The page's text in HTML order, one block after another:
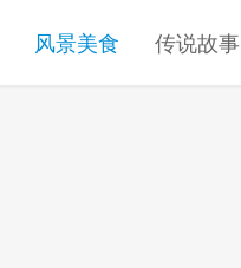
风景美食 传说故事